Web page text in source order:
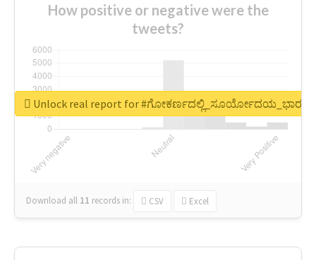
How positive or negative were the
tweets?
Download all 11 records in: CSV Excel
Unlock real report for